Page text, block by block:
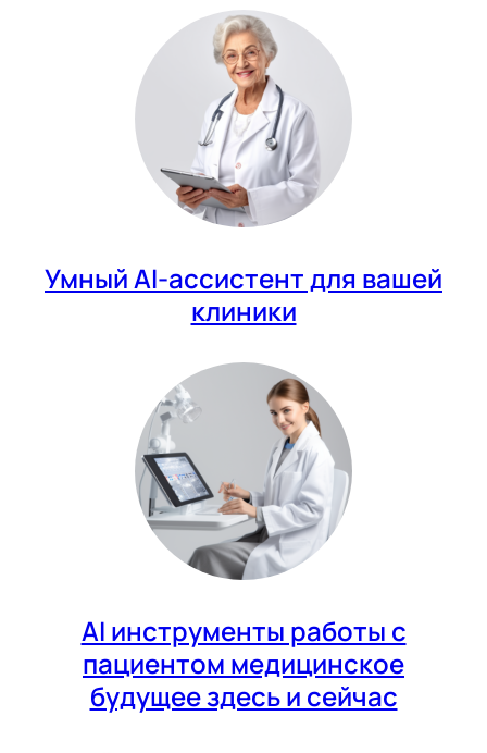
Умный AI-ассистент для вашей
клиники
AI инструменты работы с
пациентом медицинское
будущее здесь и сейчас